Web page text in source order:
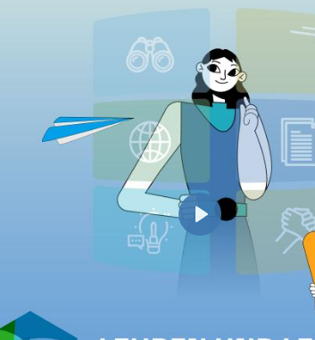
Wiedergabe